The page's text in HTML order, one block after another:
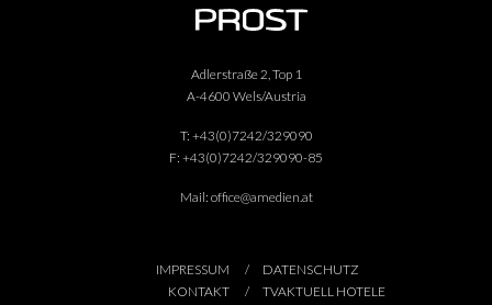
Adlerstraße 2, Top 1
A-4600 Wels/Austria
T: +43(0)7242/329090
F: +43(0)7242/329090-85
Mail: office@amedien.at
IMPRESSUM
DATENSCHUTZ
KONTAKT
TVAKTUELL HOTELE